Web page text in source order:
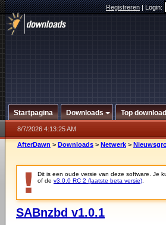
Registreren|Login:
Startpagina Downloads Top
8/7/2026 4:13:25 AM
AfterDawn > Downloads > Netwerk >
Dit is een oude versie van deze software. Je
of de v3.0.0 RC 2 (laatste beta versie)
SABnzbd v1.0.1